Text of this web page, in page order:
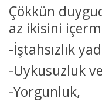
Çökkün
az ikisini
-İştahsızlık
-Uykusuzluk
-Yorgunluk,